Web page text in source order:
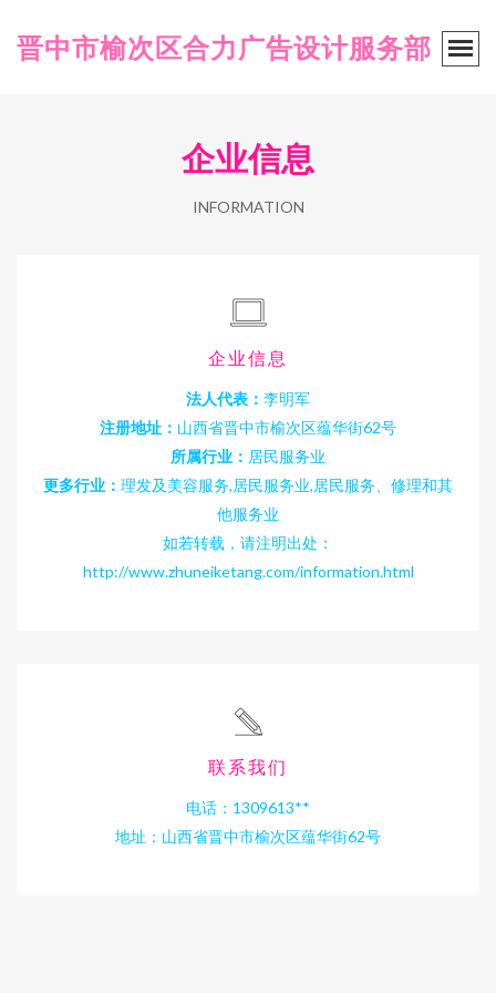
晋中市榆次区合力广告设计服务部
企业信息
INFORMATION
企业信息
法人代表： 李明军
注册地址： 山西省晋中市榆次区蕴华街62号
所属行业： 居民服务业
更多行业： 理发及美容服务,居民服务业,居民服务、修理和其
他服务业
如若转载，请注明出处：
http://www.zhuneiketang.com/information.html
联系我们
电话：1309613**
地址：山西省晋中市榆次区蕴华街62号